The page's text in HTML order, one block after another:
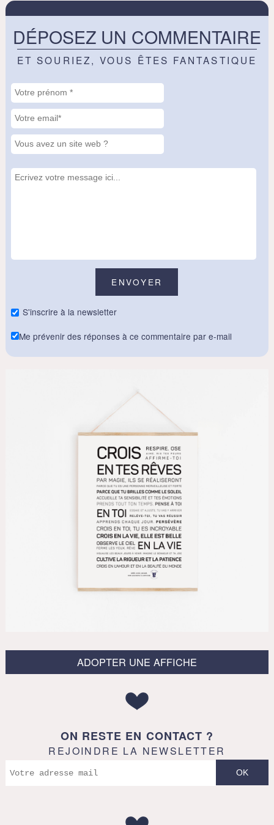
DÉPOSEZ UN COMMENTAIRE
ET SOURIEZ, VOUS ÊTES FANTASTIQUE
S'inscrire à la newsletter
Me prévenir des réponses à ce commentaire par e-mail
ADOPTER UNE AFFICHE
ON RESTE EN CONTACT ?
REJOINDRE LA NEWSLETTER